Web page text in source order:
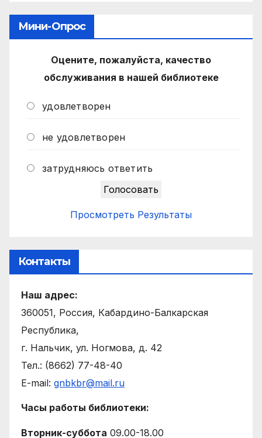
Мини-Опрос
Оцените, пожалуйста, качество
обслуживания в нашей библиотеке
удовлетворен
не удовлетворен
затрудняюсь ответить
Просмотреть Результаты
Контакты
Наш адрес:
360051, Россия, Кабардино-Балкарская
Республика,
г. Нальчик, ул. Ногмова, д. 42
Тел.: (8662) 77-48-40
E-mail: gnbkbr@mail.ru
Часы работы библиотеки:
Вторник-суббота 09.00-18.00